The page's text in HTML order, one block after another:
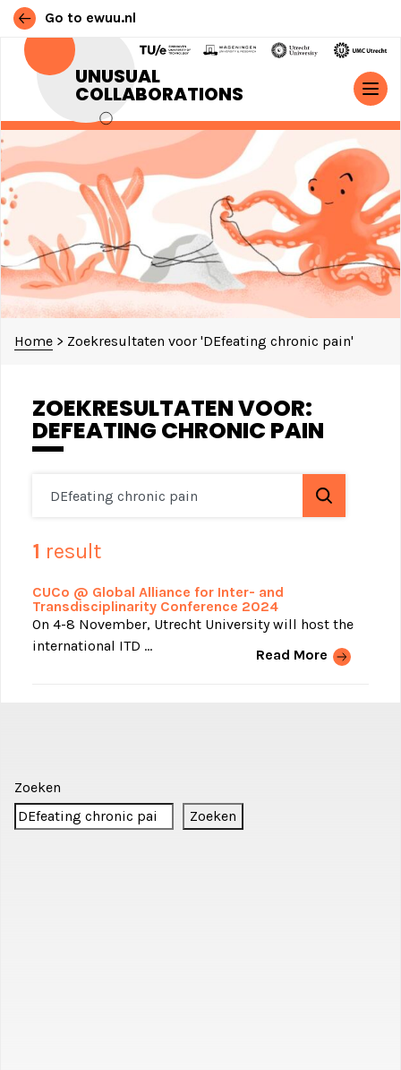
Go to ewuu.nl
UNUSUAL
COLLABORATIONS
Ga naar de inhoud
HOOFDNAVIGATIE
Home > Zoekresultaten voor 'DEfeating chronic pain'
ZOEKRESULTATEN VOOR:
DEFEATING CHRONIC PAIN
1 result
CUCo @ Global Alliance for Inter- and
Transdisciplinarity Conference 2024
On 4-8 November, Utrecht University will host the
international ITD …
Read More
Zoeken
Zoeken